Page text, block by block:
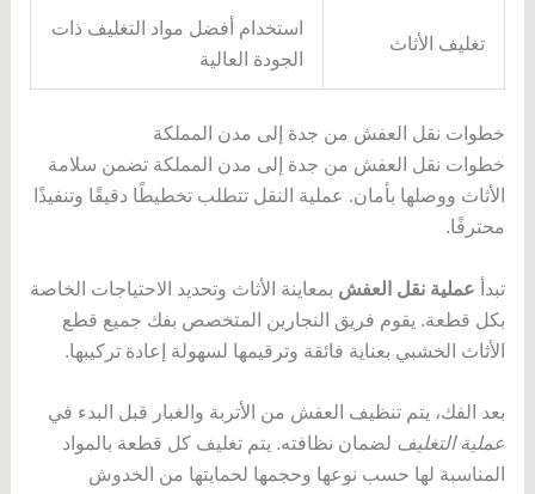
تغليف الأثاث
استخدام أفضل مواد التغليف ذات
الجودة العالية
خطوات نقل العفش من جدة إلى مدن المملكة
خطوات نقل العفش من جدة إلى مدن المملكة تضمن سلامة
الأثاث ووصلها بأمان. عملية النقل تتطلب تخطيطًا دقيقًا وتنفيذًا
محترفًا.
تبدأ عملية نقل العفش بمعاينة الأثاث وتحديد الاحتياجات الخاصة
بكل قطعة. يقوم فريق النجارين المتخصص بفك جميع قطع
الأثاث الخشبي بعناية فائقة وترقيمها لسهولة إعادة تركيبها.
بعد الفك، يتم تنظيف العفش من الأتربة والغبار قبل البدء في
عملية التغليف لضمان نظافته. يتم تغليف كل قطعة بالمواد
المناسبة لها حسب نوعها وحجمها لحمايتها من الخدوش